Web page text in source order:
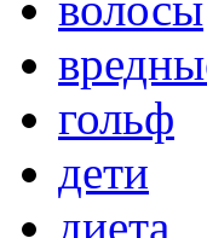
гольф
дети
диета